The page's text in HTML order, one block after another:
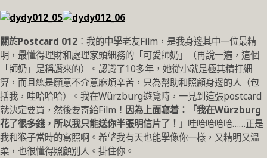
關於Postcard 012 ：我的中學老友Film，是我身邊其中一位最精
明，最懂得理財和處理家頭細務的「可愛師奶」（再說一遍，這個
「師奶」是稱讚來的）。認識了10多年，她從小就是極其精打細
算，而且總是願意不介意麻煩辛苦，只為幫助和照顧身邊的人（包
括我，哇哈哈哈）。我在Würzburg遊覽時，一見到這張postcard
就決定要買，然後要寄給Film！ 因為上面寫着：「我在Würzburg
花了很多錢，所以我只能送你半張明信片了！」 哇哈哈哈哈……正是
我和猴子當時的寫照啊。希望我有天也能學像你一樣，又精明又溫
柔，也很懂得照顧別人。掛住你。